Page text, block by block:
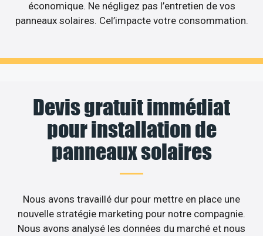
économique. Ne négligez pas l’entretien de vos
panneaux solaires. Cel’impacte votre consommation.
Devis gratuit immédiat
pour installation de
panneaux solaires
Nous avons travaillé dur pour mettre en place une
nouvelle stratégie marketing pour notre compagnie.
Nous avons analysé les données du marché et nous